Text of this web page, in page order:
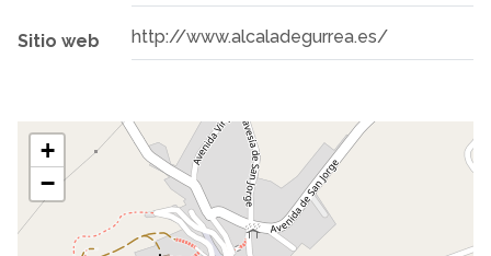
Sitio web http://www.alcaladegurrea.es/
+
−